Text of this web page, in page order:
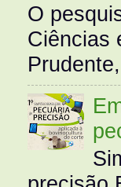
O
Ciências